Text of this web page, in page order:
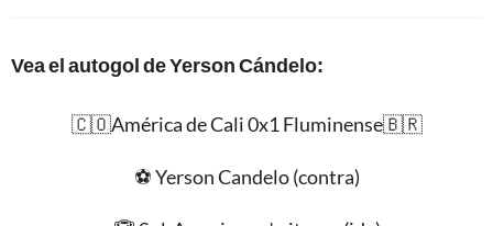
Vea el autogol de Yerson Cándelo:
🇨🇴América de Cali 0x1 Fluminense🇧🇷
⚽️ Yerson Candelo (contra)